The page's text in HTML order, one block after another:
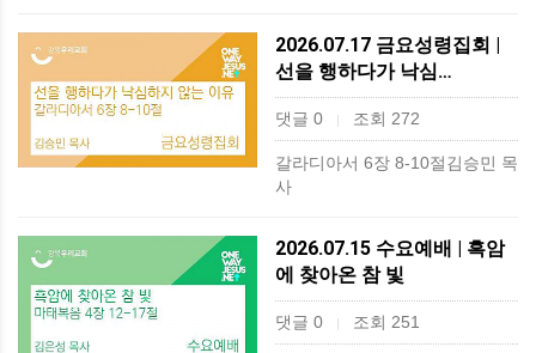
2026.07.17 금요성령집회 |
선을 행하다가 낙심…
댓글 0 | 조회 272
갈라디아서 6장 8-10절김승민 목
사
2026.07.15 수요예배 | 흑암
에 찾아온 참 빛
댓글 0 | 조회 251